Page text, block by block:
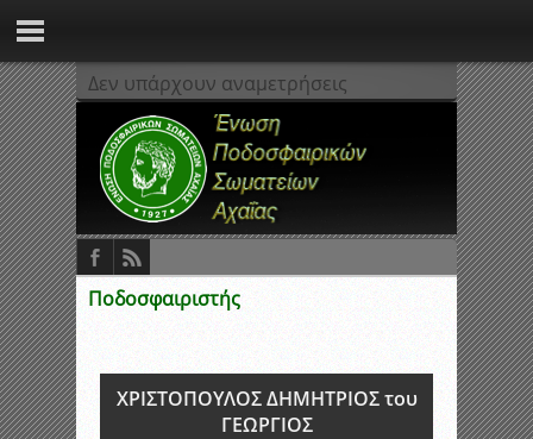
Δεν υπάρχουν αναμετρήσεις
Ποδοσφαιριστής
ΧΡΙΣΤΟΠΟΥΛΟΣ ΔΗΜΗΤΡΙΟΣ του
ΓΕΩΡΓΙΟΣ